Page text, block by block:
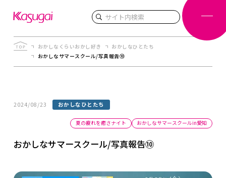
検索
おかしなくらいおかし好き
おかしなひとたち
おかしなサマースクール/写真報告⑩
2024/08/23 おかしなひとたち
夏の疲れを癒さナイト おかしなサマースクールin愛知
おかしなサマースクール/写真報告⑩